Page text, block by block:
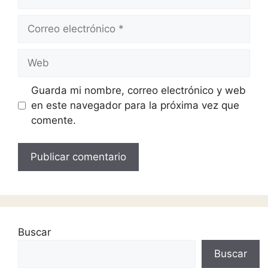
Guarda mi nombre, correo electrónico y web
en este navegador para la próxima vez que
comente.
Buscar
Buscar